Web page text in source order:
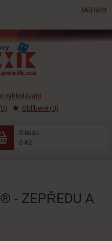
Můj účet
0 kusů
0 Kč
vyhledávání
Oblíbené (0)
- ZEPŘEDU A